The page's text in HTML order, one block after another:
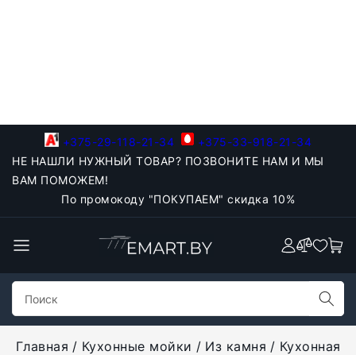
+375-29-118-21-34
+375-33-918-21-34
НЕ НАШЛИ НУЖНЫЙ ТОВАР? ПОЗВОНИТЕ НАМ И МЫ
ВАМ ПОМОЖЕМ!
По промокоду "ПОКУПАЕМ" скидка 10%
Главная Кухонные мойки Из камня
Кухонная